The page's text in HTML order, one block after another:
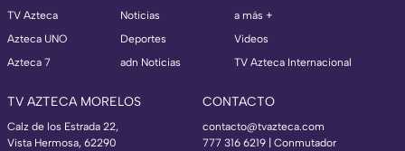
TV Azteca
Azteca UNO
Azteca 7
Noticias
Deportes
adn Noticias
a más +
Videos
TV Azteca Internacional
TV AZTECA MORELOS
Calz de los Estrada 22,
Vista Hermosa, 62290
CONTACTO
contacto@tvazteca.com
777 316 6219 | Conmutador